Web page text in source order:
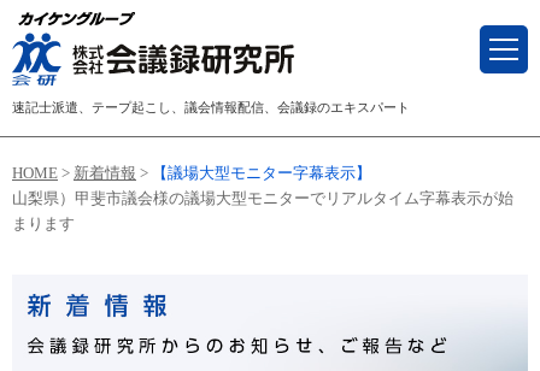
速記士派遣、テープ起こし、議会情報配信、会議録のエキスパート
HOME > 新着情報 >
【議場大型モニター字幕表示】
山梨県）甲斐市議会様の議場大型モニターでリアルタイム字幕表示が始
まります